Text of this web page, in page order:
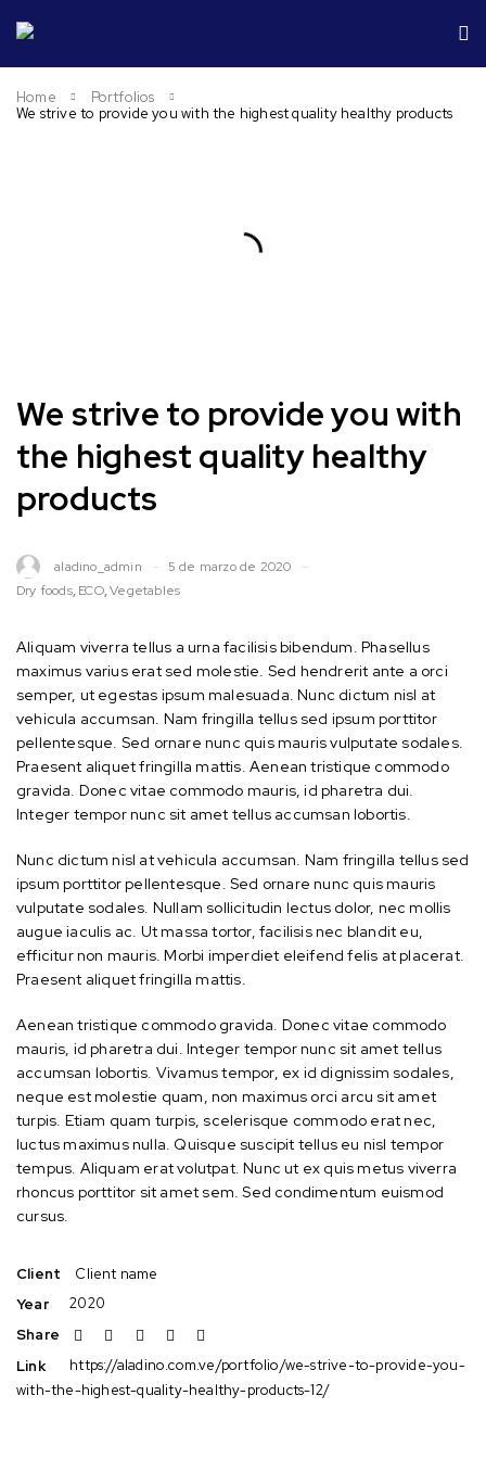
Home
Portfolios
We strive to provide you with the highest quality healthy products
We strive to provide you with
the highest quality healthy
products
aladino_admin
5 de marzo de 2020
Dry foods,ECO,Vegetables
Aliquam viverra tellus a urna facilisis bibendum. Phasellus
maximus varius erat sed molestie. Sed hendrerit ante a orci
semper, ut egestas ipsum malesuada. Nunc dictum nisl at
vehicula accumsan. Nam fringilla tellus sed ipsum porttitor
pellentesque. Sed ornare nunc quis mauris vulputate sodales.
Praesent aliquet fringilla mattis. Aenean tristique commodo
gravida. Donec vitae commodo mauris, id pharetra dui.
Integer tempor nunc sit amet tellus accumsan lobortis.
Nunc dictum nisl at vehicula accumsan. Nam fringilla tellus sed
ipsum porttitor pellentesque. Sed ornare nunc quis mauris
vulputate sodales. Nullam sollicitudin lectus dolor, nec mollis
augue iaculis ac. Ut massa tortor, facilisis nec blandit eu,
efficitur non mauris. Morbi imperdiet eleifend felis at placerat.
Praesent aliquet fringilla mattis.
Aenean tristique commodo gravida. Donec vitae commodo
mauris, id pharetra dui. Integer tempor nunc sit amet tellus
accumsan lobortis. Vivamus tempor, ex id dignissim sodales,
neque est molestie quam, non maximus orci arcu sit amet
turpis. Etiam quam turpis, scelerisque commodo erat nec,
luctus maximus nulla. Quisque suscipit tellus eu nisl tempor
tempus. Aliquam erat volutpat. Nunc ut ex quis metus viverra
rhoncus porttitor sit amet sem. Sed condimentum euismod
cursus.
Client
Client name
Year
2020
Share
Link
https://aladino.com.ve/portfolio/we-strive-to-provide-you-
with-the-highest-quality-healthy-products-12/